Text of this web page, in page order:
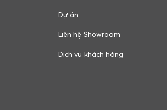
Dự án
Liên hệ Showroom
Dịch vụ khách hàng